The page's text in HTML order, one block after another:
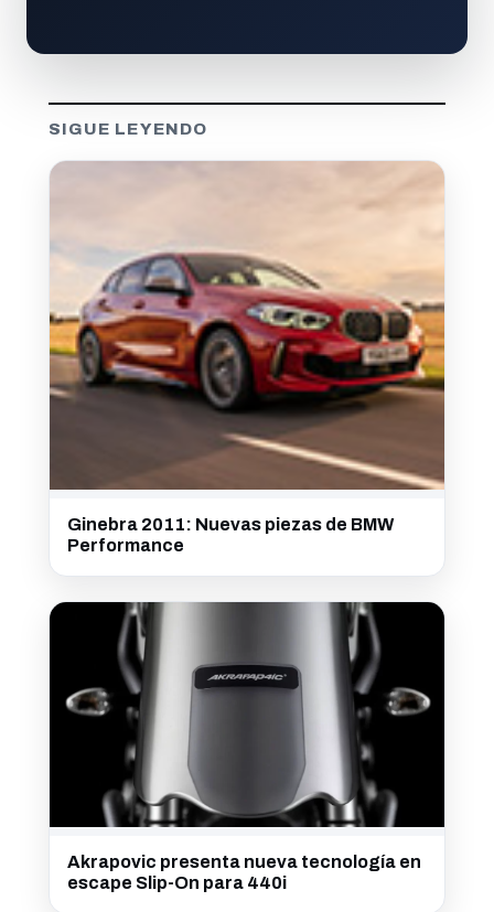
SIGUE LEYENDO
Ginebra 2011: Nuevas piezas de BMW
Performance
Akrapovic presenta nueva tecnología en
escape Slip-On para 440i